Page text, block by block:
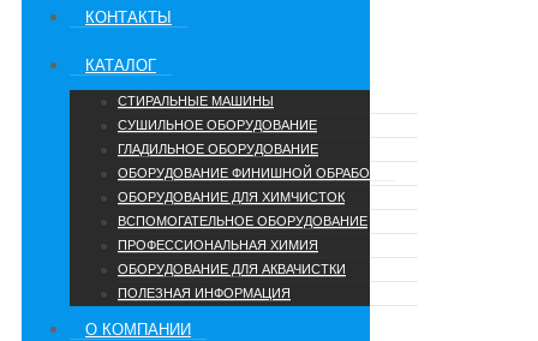
КОНТАКТЫ
КАТАЛОГ
СТИРАЛЬНЫЕ МАШИНЫ
СУШИЛЬНОЕ ОБОРУДОВАНИЕ
ГЛАДИЛЬНОЕ ОБОРУДОВАНИЕ
ОБОРУДОВАНИЕ ФИНИШНОЙ ОБРАБОТКИ
ОБОРУДОВАНИЕ ДЛЯ ХИМЧИСТОК
ВСПОМОГАТЕЛЬНОЕ ОБОРУДОВАНИЕ
ПРОФЕССИОНАЛЬНАЯ ХИМИЯ
ОБОРУДОВАНИЕ ДЛЯ АКВАЧИСТКИ
ПОЛЕЗНАЯ ИНФОРМАЦИЯ
О КОМПАНИИ